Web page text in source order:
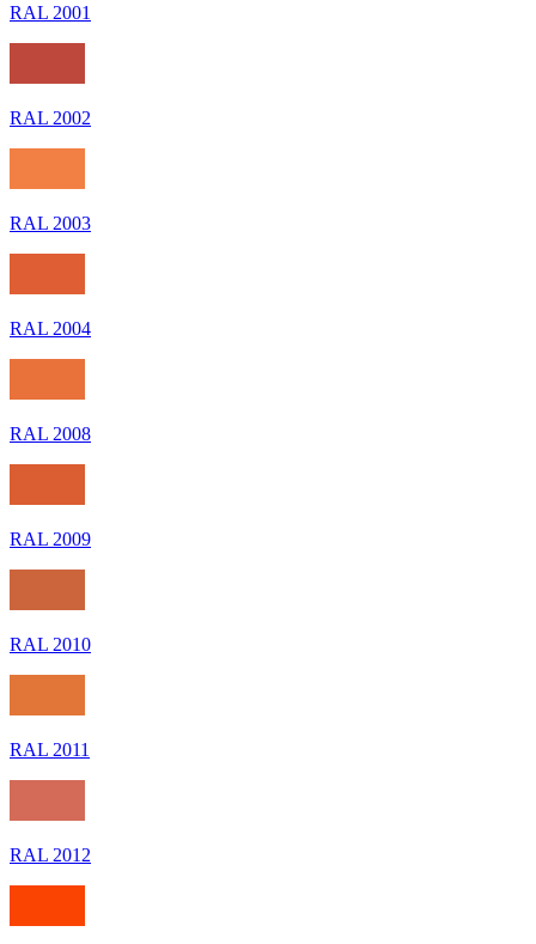
RAL 2001
RAL 2002
RAL 2003
RAL 2004
RAL 2008
RAL 2009
RAL 2010
RAL 2011
RAL 2012